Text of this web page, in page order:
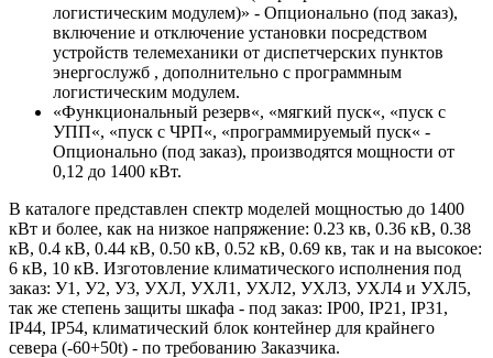
логистическим модулем)» - Опционально (под заказ),
включение и отключение установки посредством
устройств телемеханики от диспетчерских пунктов
энергослужб , дополнительно с программным
логистическим модулем.
«Функциональный резерв«, «мягкий пуск«, «пуск с
УПП«, «пуск с ЧРП«, «программируемый пуск« -
Опционально (под заказ), производятся мощности от
0,12 до 1400 кВт.
В каталоге представлен спектр моделей мощностью до 1400
кВт и более, как на низкое напряжение: 0.23 кв, 0.36 кВ, 0.38
кВ, 0.4 кВ, 0.44 кВ, 0.50 кВ, 0.52 кВ, 0.69 кв, так и на высокое:
6 кВ, 10 кВ. Изготовление климатического исполнения под
заказ: У1, У2, У3, УХЛ, УХЛ1, УХЛ2, УХЛ3, УХЛ4 и УХЛ5,
так же степень защиты шкафа - под заказ: IP00, IP21, IP31,
IP44, IP54, климатический блок контейнер для крайнего
севера (-60+50t) - по требованию Заказчика.